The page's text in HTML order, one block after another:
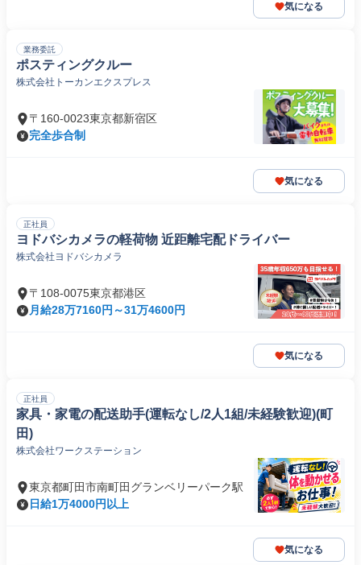
気になる
業務委託
ポスティングクルー
株式会社トーカンエクスプレス
〒160-0023東京都新宿区
完全歩合制
気になる
正社員
ヨドバシカメラの軽荷物 近距離宅配ドライバー
株式会社ヨドバシカメラ
〒108-0075東京都港区
月給28万7160円～31万4600円
気になる
正社員
家具・家電の配送助手(運転なし/2人1組/未経験歓迎)(町
田)
株式会社ワークステーション
東京都町田市南町田グランベリーパーク駅
日給1万4000円以上
気になる